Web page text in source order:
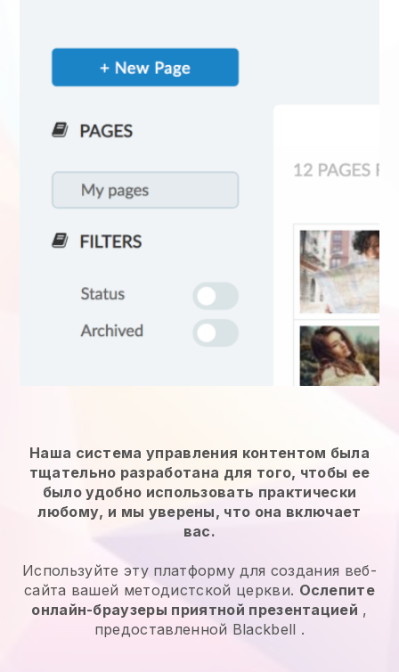
Наша система управления контентом была
тщательно разработана для того, чтобы ее
было удобно использовать практически
любому, и мы уверены, что она включает
вас.
Используйте эту платформу для создания веб-
сайта вашей методистской церкви. Ослепите
онлайн-браузеры приятной презентацией ,
предоставленной Blackbell .